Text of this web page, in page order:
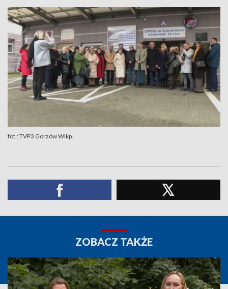
fot.: TVP3 Gorzów Wlkp.
ZOBACZ TAKŻE